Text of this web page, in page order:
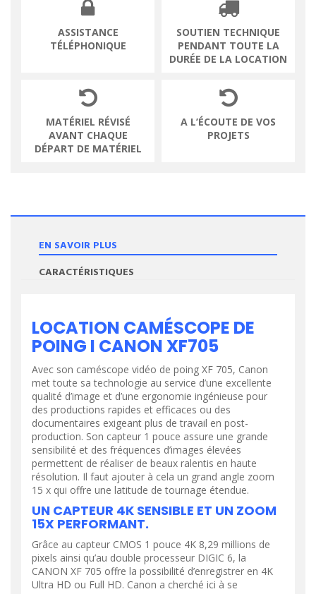
ASSISTANCE
TÉLÉPHONIQUE
SOUTIEN TECHNIQUE
PENDANT TOUTE LA
DURÉE DE LA LOCATION
MATÉRIEL RÉVISÉ
AVANT CHAQUE
DÉPART DE MATÉRIEL
A L’ÉCOUTE DE VOS
PROJETS
EN SAVOIR PLUS
CARACTÉRISTIQUES
LOCATION CAMÉSCOPE DE
POING I CANON XF705
Avec son caméscope vidéo de poing XF 705, Canon
met toute sa technologie au service d’une excellente
qualité d’image et d’une ergonomie ingénieuse pour
des productions rapides et efficaces ou des
documentaires exigeant plus de travail en post-
production. Son capteur 1 pouce assure une grande
sensibilité et des fréquences d’images élevées
permettent de réaliser de beaux ralentis en haute
résolution. Il faut ajouter à cela un grand angle zoom
15 x qui offre une latitude de tournage étendue.
UN CAPTEUR 4K SENSIBLE ET UN ZOOM
15X PERFORMANT.
Grâce au capteur CMOS 1 pouce 4K 8,29 millions de
pixels ainsi qu’au double processeur DIGIC 6, la
CANON XF 705 offre la possibilité d’enregistrer en 4K
Ultra HD ou Full HD. Canon a cherché ici à se